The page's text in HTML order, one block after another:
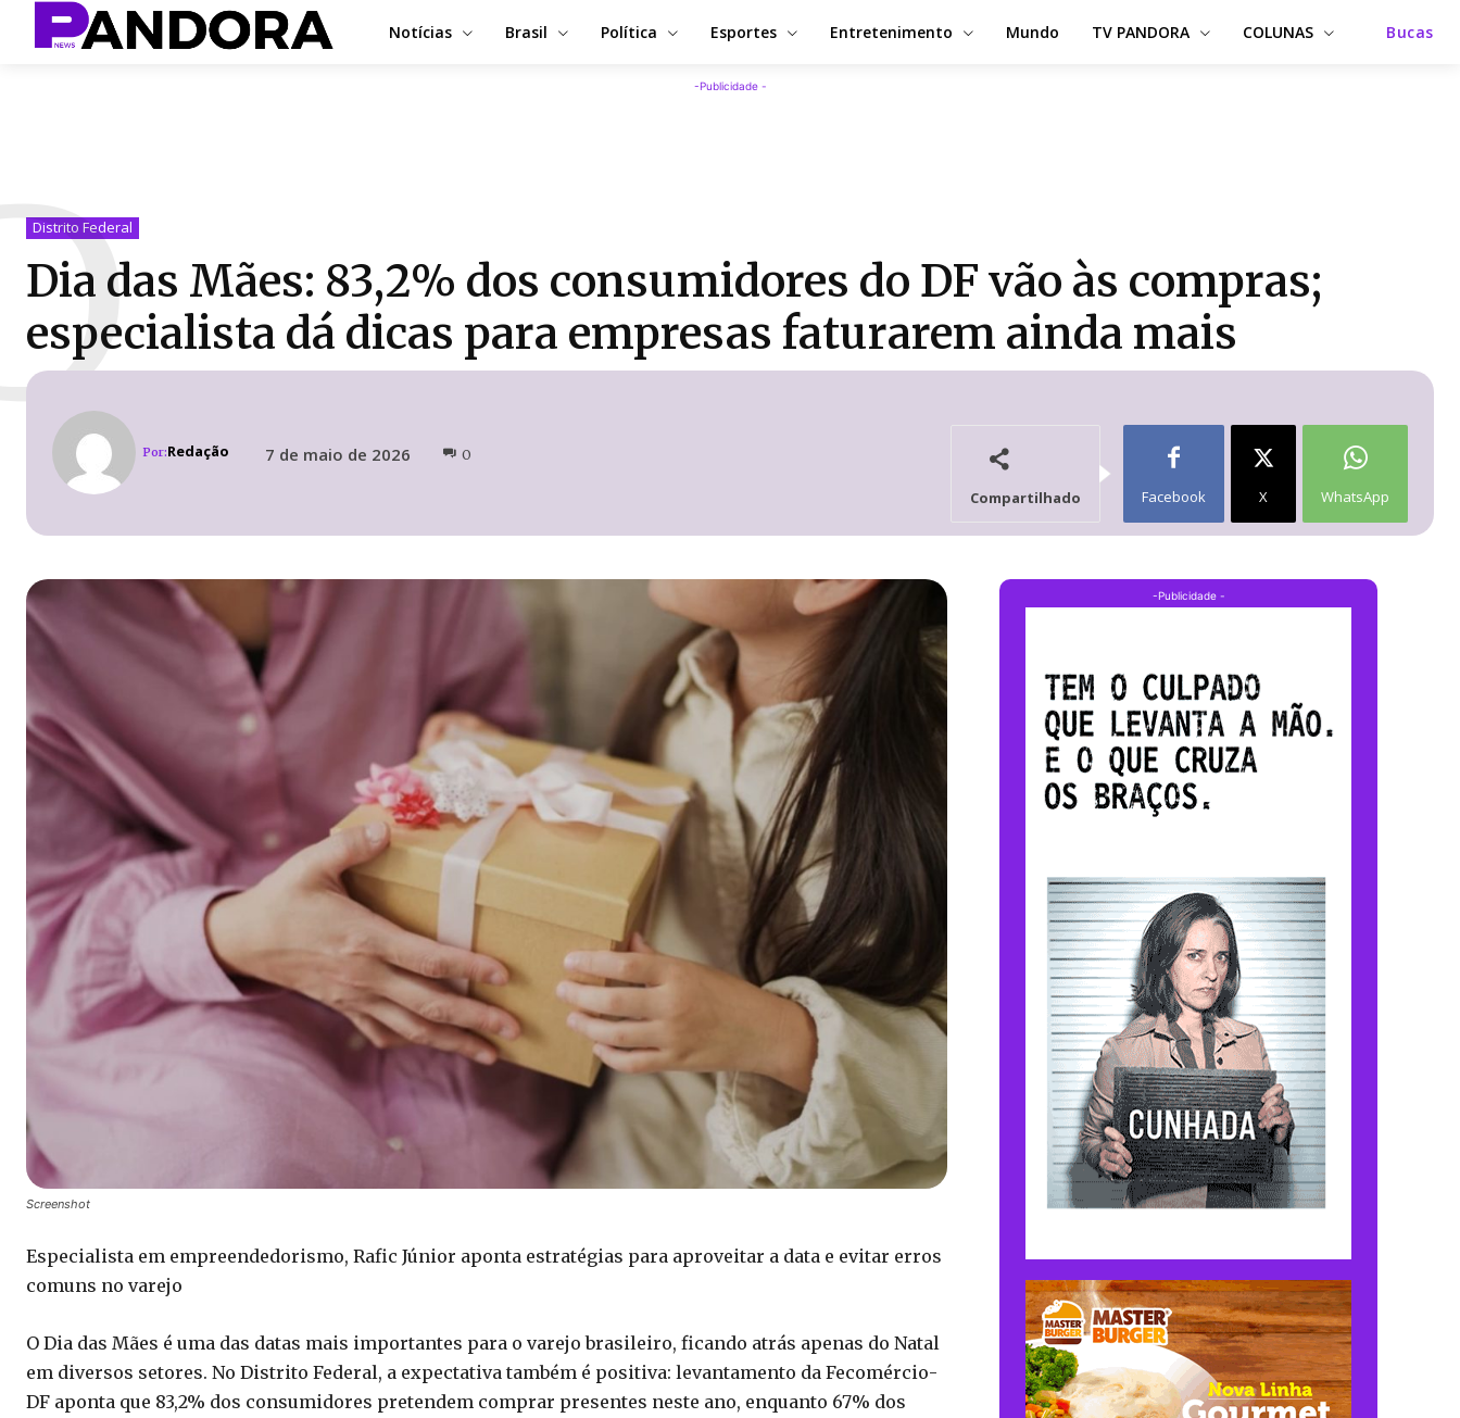
Notícias Brasil Política Esportes Entretenimento Mundo TV PANDORA COLUNAS Bucas
-Publicidade -
Distrito Federal
Dia das Mães: 83,2% dos consumidores do DF vão às compras;
especialista dá dicas para empresas faturarem ainda mais
Por:Redação 7 de maio de 2026 0
Compartilhado Facebook X WhatsApp
Screenshot
Especialista em empreendedorismo, Rafic Júnior aponta estratégias para aproveitar a data e evitar erros
comuns no varejo
O Dia das Mães é uma das datas mais importantes para o varejo brasileiro, ficando atrás apenas do Natal
em diversos setores. No Distrito Federal, a expectativa também é positiva: levantamento da Fecomércio-
DF aponta que 83,2% dos consumidores pretendem comprar presentes neste ano, enquanto 67% dos
-Publicidade -